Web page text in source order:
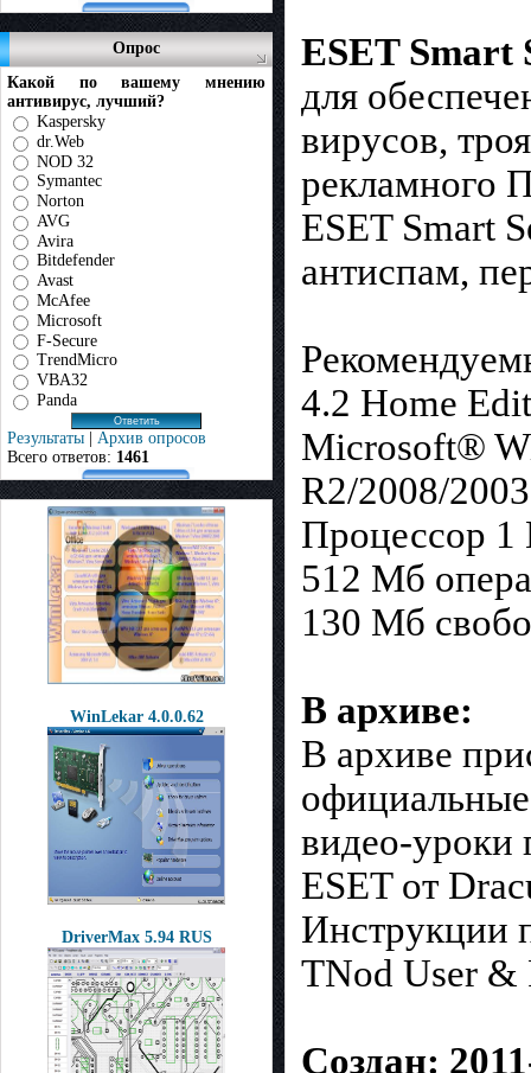
Опрос
Какой по вашему мнению
антивирус, лучший?
Kaspersky
dr.Web
NOD 32
Symantec
Norton
AVG
Avira
Bitdefender
Avast
McAfee
Microsoft
F-Secure
TrendMicro
VBA32
Panda
Результаты | Архив опросов
Всего ответов: 1461
WinLekar 4.0.0.62
DriverMax 5.94 RUS
ESET Smart
для
вирусов,
рекламного
ESET Smart
антиспам,
4.2 Home
Microsoft®
R2/2008/
Процессор 1
512 Мб
130 Мб
В архиве:
В архиве
видео-уроки
ESET от
Инструкции
TNod User &
Создан: